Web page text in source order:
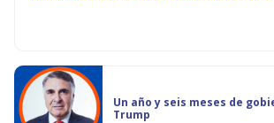
Un año y seis meses de
Trump